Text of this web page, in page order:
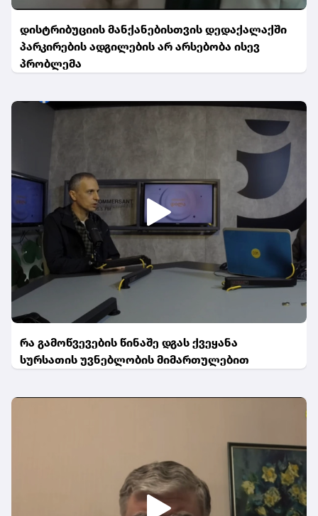
დისტრიბუციის მანქანებისთვის დედაქალაქში
პარკირების ადგილების არ არსებობა ისევ
პრობლემა
რა გამოწვევების წინაშე დგას ქვეყანა
სურსათის უვნებლობის მიმართულებით